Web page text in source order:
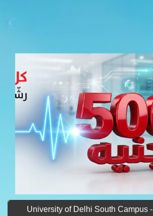
مؤلفات / كتب University of Delhi South Campus -